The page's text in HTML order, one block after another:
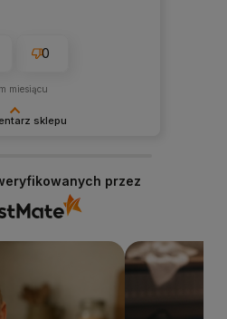
sklepu
0
miesiącu
przez